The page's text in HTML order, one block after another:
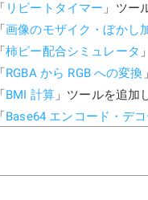
「 リピートタイマー 」ツー
「画像のモザイク・ぼかし
「柿ピー配合シミュレータ
「RGBA から RGB への変換
「BMI 計算 」ツールを追加
「Base64 エンコード・デ